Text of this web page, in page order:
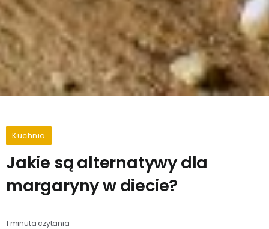
Kuchnia
Jakie są alternatywy dla
margaryny w diecie?
1 minuta czytania